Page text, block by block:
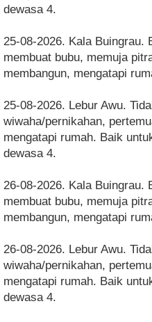
dewasa 4.
25-08-2026. Kala Buingrau.
membuat bubu, memuja
membangun, mengatapi
25-08-2026. Lebur Awu.
wiwaha/pernikahan,
mengatapi rumah. Baik
dewasa 4.
26-08-2026. Kala Buingrau.
membuat bubu, memuja
membangun, mengatapi
26-08-2026. Lebur Awu.
wiwaha/pernikahan,
mengatapi rumah. Baik
dewasa 4.